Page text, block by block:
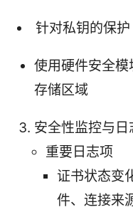
针对私钥的保护
使用硬件安全
存储区域
安全性监控与日
重要日志项
证书状态变
件、连接来